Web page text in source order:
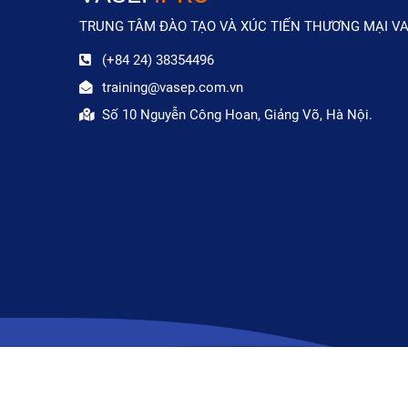
TRUNG TÂM ĐÀO TẠO VÀ XÚC TIẾN THƯƠNG MẠI
(+84 24) 38354496
training@vasep.com.vn
Số 10 Nguyễn Công Hoan, Giảng Võ, Hà Nội.